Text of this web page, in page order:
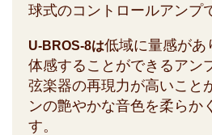
球式のコントロールアンプ
U-BROS-8は低域に量感があ
体感することができるアン
弦楽器の再現力が高いこと
ンの艶やかな音色を柔らか
す。